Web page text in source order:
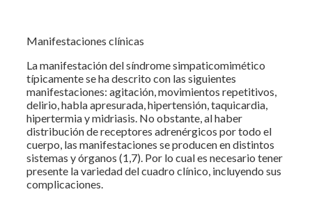
Manifestaciones clínicas
La manifestación del síndrome simpaticomimético
típicamente se ha descrito con las siguientes
manifestaciones: agitación, movimientos repetitivos,
delirio, habla apresurada, hipertensión, taquicardia,
hipertermia y midriasis. No obstante, al haber
distribución de receptores adrenérgicos por todo el
cuerpo, las manifestaciones se producen en distintos
sistemas y órganos (1,7). Por lo cual es necesario tener
presente la variedad del cuadro clínico, incluyendo sus
complicaciones.